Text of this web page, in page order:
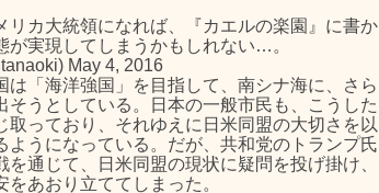
リカ大統領になれば、『カエルの楽園』に書か
が実現してしまうかもしれない…。
May 4, 2016
は「海洋強国」を目指して、南シナ海に、さら
そうとしている。日本の一般市民も、こうした
取っており、それゆえに日米同盟の大切さを以
ようになっている。だが、共和党のトランプ氏
を通じて、日米同盟の現状に疑問を投げ掛け、
をあおり立ててしまった。